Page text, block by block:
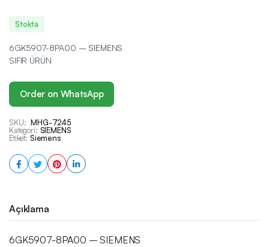
Stokta
6GK5907-8PA00 – SIEMENS
SIFIR ÜRÜN
Order on WhatsApp
SKU: MHG-7245
Kategori: SIEMENS
Etiket: Siemens
Açıklama
6GK5907-8PA00 – SIEMENS